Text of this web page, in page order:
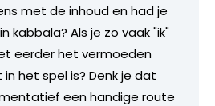
met de inhoud en had je
kabbala? Als je zo vaak "ik"
eerder het vermoeden
het spel is? Denk je dat
een handige route